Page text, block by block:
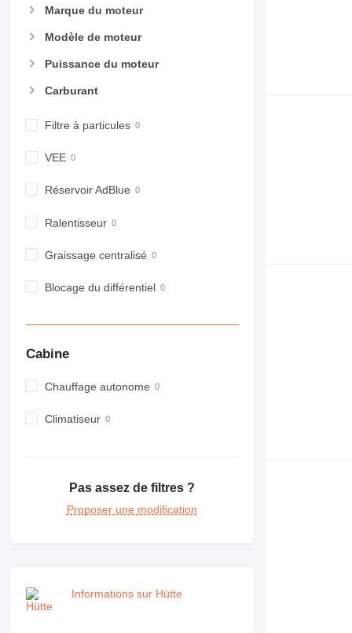
914
918
924
926
930
938
955
963
972
982
990
AP
CS
M-series
Marque du moteur
Modèle de moteur
Puissance du moteur
Carburant
Filtre à particules
VEE
Réservoir AdBlue
Ralentisseur
Graissage centralisé
Blocage du différentiel
Cabine
Chauffage autonome
Climatiseur
Pas assez de filtres ?
Proposer une modification
Informations sur Hütte